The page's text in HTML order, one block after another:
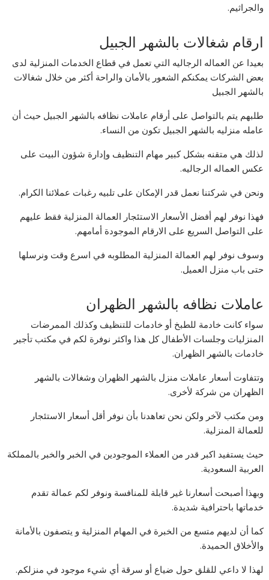
والجراثيم.
ارقام شغالات بالشهر الجبيل
بعيدا عن العماله الرجاليه التي تعمل في قطاع الخدمات المنزلية لدى
بعض الشركات يمكنكم الشعور بالأمان والراحة أكثر من خلال شغالات
بالشهر الجبيل
طلبهم يتم بالتواصل على أرقام عاملات نظافه بالشهر الجبيل حيث أن
عامله منزليه بالشهر الجبيل تكون من النساء.
لذلك هي متقنه بشكل كبير مهام التنظيف وإدارة شؤون البيت على
عكس العماله الرجاليه.
ونحن في شركتنا نعمل قدر الإمكان على تلبيه رغبات عملائنا الكرام.
فهذا نوفر لهم أفضل الأسعار الاستئجار العمالة المنزلية فقط عليهم
على التواصل السريع على الارقام الموجودة أمامهم.
وسوف نوفر لهم العمالة المنزلية المطلوبه في اسرع وقت ونرسلها
حتى باب منزل العميل.
عاملات نظافه بالشهر الظهران
سواء كانت خادمة للطبخ أو خادمات للتنظيف وكذلك الممرضات
المنزليات وجلسات الأطفال كل هذا واكثر نوفرة لكم في مكتب تأجير
خادمات بالشهر الظهران.
وتتفاوت أسعار عاملات منزل بالشهر الظهران وشغالات بالشهر
الظهران من شركة لأخرى.
ومن مكتب لآخر ولكن نحن تعاهدنا بأن نوفر أقل أسعار الاستئجار
للعمالة المنزلية.
حيث يستفيد اكبر قدر من العملاء الموجودين في الخبر والخبر بالمملكة
العربية السعودية.
وبهذا أصبحت أسعارنا غير قابلة للمنافسة ونوفر لكم عمالة تقدم
خدماتها باحترافية شديدة.
كما أن لديهم متسع من الخبرة في المهام المنزلية و يتصفون بالأمانة
والأخلاق الحميدة.
لهذا لا داعي للقلق حول ضياع أو سرقة أي شيء موجود في منزلكم.